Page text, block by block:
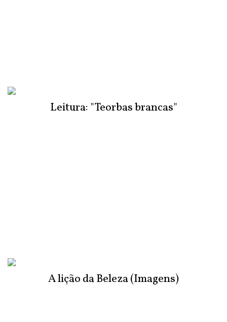
Leitura: "Teorbas brancas"
A lição da Beleza (Imagens)